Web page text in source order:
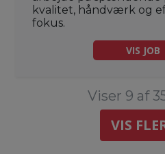
kvalitet, håndværk og
fokus.
VIS JOB
Viser 9 af
VIS